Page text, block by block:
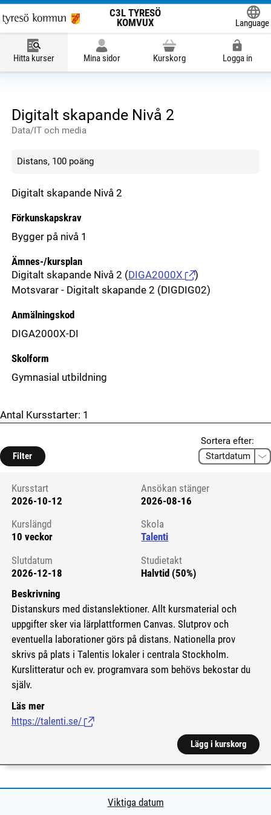
C3L TYRESÖ
KOMVUX
Language
Hitta kurser Mina sidor Kurskorg Logga in
Digitalt skapande Nivå 2
Data/IT och media
Distans, 100 poäng
Digitalt skapande Nivå 2
Förkunskapskrav
Bygger på nivå 1
Ämnes-/kursplan
Digitalt skapande Nivå 2 (DIGA2000X
)
Motsvarar - Digitalt skapande 2 (DIGDIG02)
Anmälningskod
DIGA2000X-DI
Skolform
Gymnasial utbildning
Antal Kursstarter: 1
Filter
Sortera efter:
Kursstart 6286195
Kursstart
2026-10-12
Ansökan stänger
2026-08-16
Kurslängd
10 veckor
Skola
Talenti
Slutdatum
2026-12-18
Studietakt
Halvtid (50%)
Beskrivning
Distanskurs med distanslektioner. Allt kursmaterial och
uppgifter sker via lärplattformen Canvas. Slutprov och
eventuella laborationer görs på distans. Nationella prov
skrivs på plats i Talentis lokaler i centrala Stockholm.
Kurslitteratur och ev. programvara som behövs bekostar du
själv.
Läs mer
https://talenti.se/ (Länk till extern sida.)
Lägg i kurskorg
Viktiga datum